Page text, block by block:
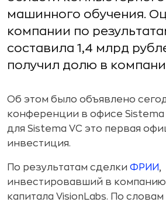
машинного обучения.
компании по
составила 1,4 млрд
получил долю в
Об этом было объявлено
конференции в офисе Sistema
для Sistema VC это первая
инвестиция.
По результатам сделки ФРИИ,
инвестировавший в
капитала VisionLabs. По словам